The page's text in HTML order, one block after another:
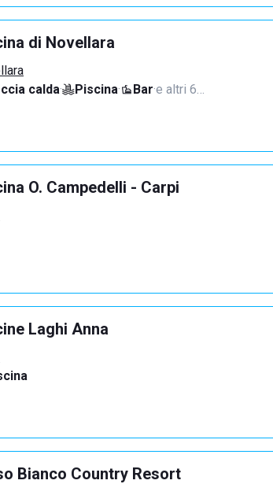
di Novellara
calda· Piscina· Bar·e altri 6…
O. Campedelli - Carpi
Laghi Anna
Bianco Country Resort